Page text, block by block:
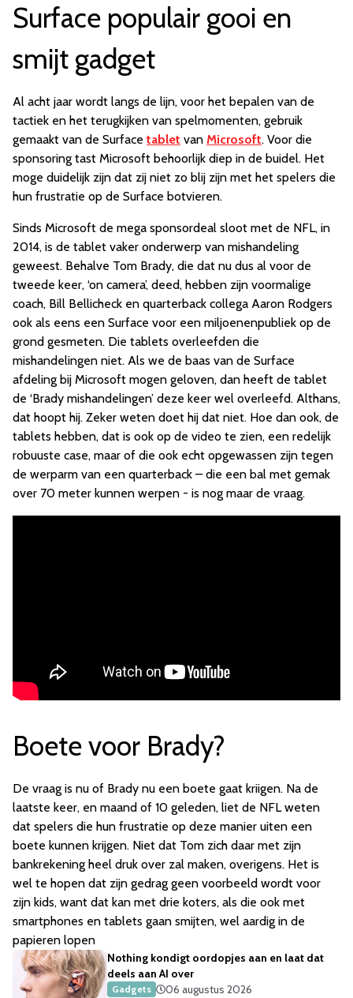
Surface populair gooi en
smijt gadget
Al acht jaar wordt langs de lijn, voor het bepalen van de
tactiek en het terugkijken van spelmomenten, gebruik
gemaakt van de Surface tablet van Microsoft. Voor die
sponsoring tast Microsoft behoorlijk diep in de buidel. Het
moge duidelijk zijn dat zij niet zo blij zijn met het spelers die
hun frustratie op de Surface botvieren.
Sinds Microsoft de mega sponsordeal sloot met de NFL, in
2014, is de tablet vaker onderwerp van mishandeling
geweest. Behalve Tom Brady, die dat nu dus al voor de
tweede keer, ‘on camera’, deed, hebben zijn voormalige
coach, Bill Bellicheck en quarterback collega Aaron Rodgers
ook als eens een Surface voor een miljoenenpubliek op de
grond gesmeten. Die tablets overleefden die
mishandelingen niet. Als we de baas van de Surface
afdeling bij Microsoft mogen geloven, dan heeft de tablet
de ‘Brady mishandelingen’ deze keer wel overleefd. Althans,
dat hoopt hij. Zeker weten doet hij dat niet. Hoe dan ook, de
tablets hebben, dat is ook op de video te zien, een redelijk
robuuste case, maar of die ook echt opgewassen zijn tegen
de werparm van een quarterback – die een bal met gemak
over 70 meter kunnen werpen - is nog maar de vraag.
Boete voor Brady?
De vraag is nu of Brady nu een boete gaat kriigen. Na de
laatste keer, en maand of 10 geleden, liet de NFL weten
dat spelers die hun frustratie op deze manier uiten een
boete kunnen krijgen. Niet dat Tom zich daar met zijn
bankrekening heel druk over zal maken, overigens. Het is
wel te hopen dat zijn gedrag geen voorbeeld wordt voor
zijn kids, want dat kan met drie koters, als die ook met
smartphones en tablets gaan smijten, wel aardig in de
papieren lopen
Nothing kondigt oordopjes aan en laat dat
deels aan AI over
Gadgets
06 augustus 2026